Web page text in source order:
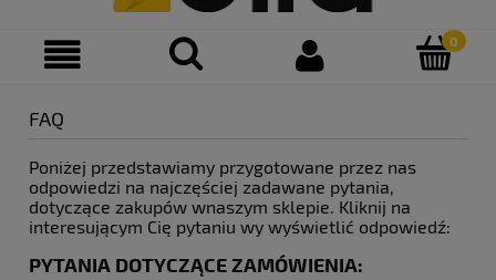
FAQ
Poniżej przedstawiamy przygotowane przez nas
odpowiedzi na najczęściej zadawane pytania,
dotyczące zakupów wnaszym sklepie. Kliknij na
interesującym Cię pytaniu wy wyświetlić odpowiedź:
PYTANIA DOTYCZĄCE ZAMÓWIENIA: